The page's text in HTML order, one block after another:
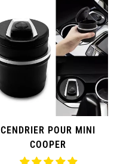
CENDRIER POUR MINI
COOPER